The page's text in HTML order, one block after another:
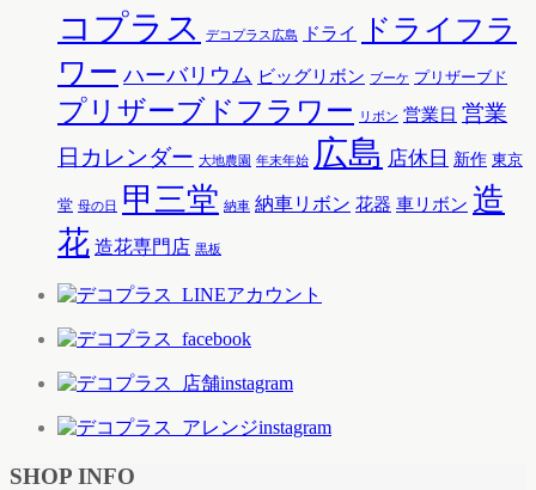
コプラス
デコプラス広島 ドライ
ドライフラ
ワー ハーバリウム ビッグリボン ブーケ プリザーブド
プリザーブドフラワー リボン 営業日 営業
日カレンダー 大地農園 年末年始 広島 店休日 新作 東京
堂 母の日 甲三堂 納車 納車リボン 花器 車リボン 造
花 造花専門店 黒板
SHOP INFO